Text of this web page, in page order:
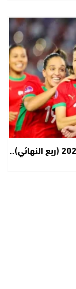
كأس أمم إفريقيا للسيدات – المغرب 2026 (ربع النهائي)..